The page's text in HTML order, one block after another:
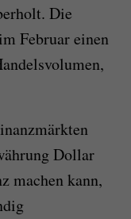
Die
Februar einen
Dollar
machen kann,